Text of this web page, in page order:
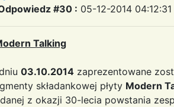
#30 : 05-12-2014 04:12:31
Talking
03.10.2014 zaprezentowane
składankowej płyty Modern
z okazji 30-lecia powstania